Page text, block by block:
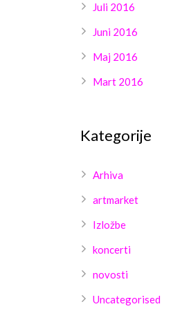
Juli 2016
Juni 2016
Maj 2016
Mart 2016
Kategorije
Arhiva
artmarket
Izložbe
koncerti
novosti
Uncategorised